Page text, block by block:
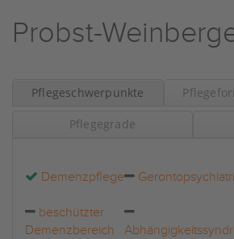
Probst-
Pflegeschwerpunkte
Pflegegrade
Demenzpflege
beschützter
Demenzbereich